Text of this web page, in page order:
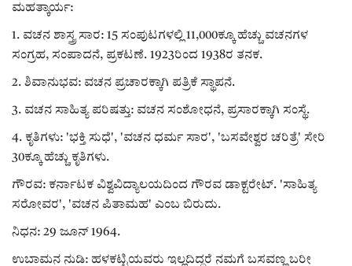
ಮಹತ್ಕಾರ್ಯ:
1. ವಚನ ಶಾಸ್ತ್ರ ಸಾರ: 15 ಸಂಪುಟಗಳಲ್ಲಿ 11,000ಕ್ಕೂ ಹೆಚ್ಚು ವಚನಗಳ
ಸಂಗ್ರಹ, ಸಂಪಾದನೆ, ಪ್ರಕಟಣೆ. 1923ರಿಂದ 1938ರ ತನಕ.
2. ಶಿವಾನುಭವ: ವಚನ ಪ್ರಚಾರಕ್ಕಾಗಿ ಪತ್ರಿಕೆ ಸ್ಥಾಪನೆ.
3. ವಚನ ಸಾಹಿತ್ಯ ಪರಿಷತ್ತು: ವಚನ ಸಂಶೋಧನೆ, ಪ್ರಸಾರಕ್ಕಾಗಿ ಸಂಸ್ಥೆ.
4. ಕೃತಿಗಳು: 'ಭಕ್ತಿ ಸುಧೆ', 'ವಚನ ಧರ್ಮ ಸಾರ', 'ಬಸವೇಶ್ವರ ಚರಿತ್ರೆ' ಸೇರಿ
30ಕ್ಕೂ ಹೆಚ್ಚು ಕೃತಿಗಳು.
ಗೌರವ: ಕರ್ನಾಟಕ ವಿಶ್ವವಿದ್ಯಾಲಯದಿಂದ ಗೌರವ ಡಾಕ್ಟರೇಟ್. 'ಸಾಹಿತ್ಯ
ಸರೋವರ', 'ವಚನ ಪಿತಾಮಹ' ಎಂಬ ಬಿರುದು.
ನಿಧನ: 29 ಜೂನ್ 1964.
ಉಬಾಮನ ನುಡಿ: ಹಳಕಟ್ಟಿಯವರು ಇಲ್ಲದಿದ್ದರೆ ನಮಗೆ ಬಸವಣ್ಣ ಬರೀ